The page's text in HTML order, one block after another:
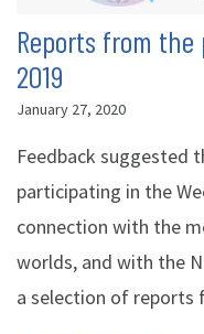
Reports from the
2019
January 27, 2020
Feedback suggested
participating in the
connection with the
worlds, and with the
a selection of reports